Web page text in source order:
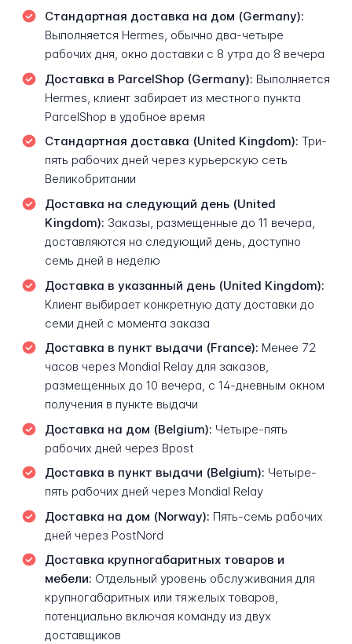
Стандартная доставка на дом (Germany):
Выполняется Hermes, обычно два-четыре
рабочих дня, окно доставки с 8 утра до 8 вечера
Доставка в ParcelShop (Germany): Выполняется
Hermes, клиент забирает из местного пункта
ParcelShop в удобное время
Стандартная доставка (United Kingdom): Три-
пять рабочих дней через курьерскую сеть
Великобритании
Доставка на следующий день (United
Kingdom): Заказы, размещенные до 11 вечера,
доставляются на следующий день, доступно
семь дней в неделю
Доставка в указанный день (United Kingdom):
Клиент выбирает конкретную дату доставки до
семи дней с момента заказа
Доставка в пункт выдачи (France): Менее 72
часов через Mondial Relay для заказов,
размещенных до 10 вечера, с 14-дневным окном
получения в пункте выдачи
Доставка на дом (Belgium): Четыре-пять
рабочих дней через Bpost
Доставка в пункт выдачи (Belgium): Четыре-
пять рабочих дней через Mondial Relay
Доставка на дом (Norway): Пять-семь рабочих
дней через PostNord
Доставка крупногабаритных товаров и
мебели: Отдельный уровень обслуживания для
крупногабаритных или тяжелых товаров,
потенциально включая команду из двух
доставщиков